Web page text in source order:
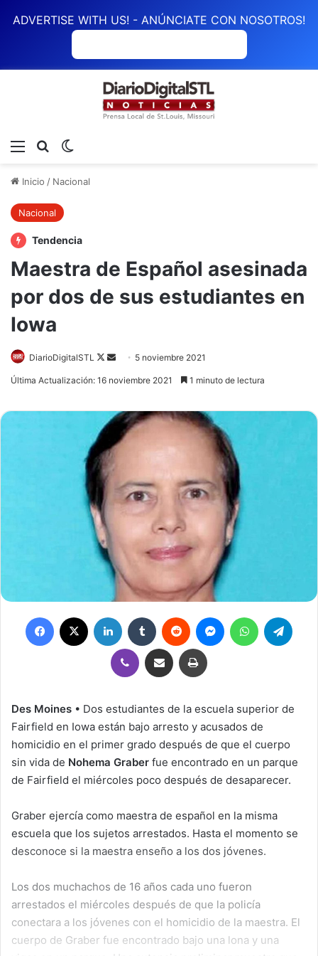
ADVERTISE WITH US! - ANÚNCIATE CON NOSOTROS!
Menú Buscar
Inicio / Nacional
Nacional
Tendencia
Maestra de Español asesinada
por dos de sus estudiantes en
Iowa
DiarioDigitalSTL
Follow
Send 5 noviembre 2021
Última Actualización: 16 noviembre 2021 1 minuto de lectura
Facebook LinkedIn Tumblr Reddit MessengerWhatsApp
Viber Compartir por correo electrónicoImprimir
Des Moines • Dos estudiantes de la escuela superior de
Fairfield en Iowa están bajo arresto y acusados de
homicidio en el primer grado después de que el cuerpo
sin vida de Nohema Graber fue encontrado en un parque
de Fairfield el miércoles poco después de desaparecer.
Graber ejercía como maestra de español en la misma
escuela que los sujetos arrestados. Hasta el momento se
desconoce si la maestra enseño a los dos jóvenes.
Los dos muchachos de 16 años cada uno fueron
arrestados el miércoles después de que la policía
conectara a los jóvenes con el homicidio de la maestra. El
cuerpo de Graber fue encontrado bajo una lona y una